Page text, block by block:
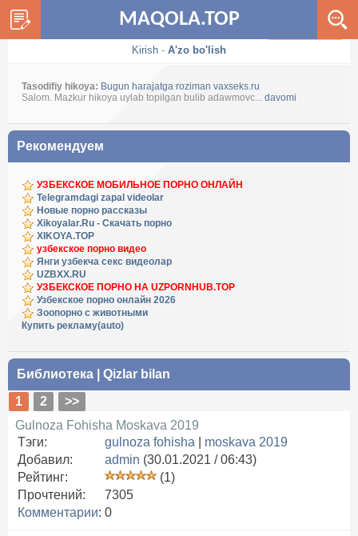
Dark / Light
MAQOLA.TOP
Kirish - A'zo bo'lish
Tasodifiy hikoya: Bugun harajatga roziman vaxseks.ru
Salom. Mazkur hikoya uylab topilgan bulib adawmovc... davomi
Рекомендуем
УЗБЕКСКОЕ МОБИЛЬНОЕ ПОРНО ОНЛАЙН
Telegramdagi zapal videolar
Новые порно рассказы
Xikoyalar.Ru - Скачать порно
XIKOYA.TOP
узбекское порно видео
Янги узбекча секс видеолар
UZBXX.RU
УЗБЕКСКОЕ ПОРНО НА UZPORNHUB.TOP
Узбекское порно онлайн 2026
Зоопорно с животными
Купить рекламу(auto)
Библиотека
Qizlar bilan
1
2
>>
Gulnoza Fohisha Moskava 2019
Тэги:
gulnoza fohisha
moskava 2019
Добавил:
admin (30.01.2021 / 06:43)
Рейтинг:
(1)
Прочтений:
7305
Комментарии: 0